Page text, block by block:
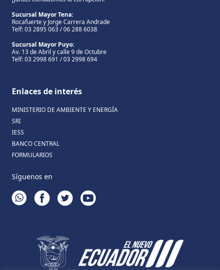
Sucursal Mayor Tena:
Rocafuerte y Jorge Carrera Andrade
Telf: 03 2895 063 / 06 288 6038
Sucursal Mayor Puyo:
Av. 13 de Abril y calle 9 de Octubre
Telf: 03 2998 691 / 03 2998 694
Enlaces de interés
MINISTERIO DE AMBIENTE Y ENERGÍA
SRI
IESS
BANCO CENTRAL
FORMULARIOS
Síguenos en
WHATSAPPFACEBOOKTWITTERYOUTUBE